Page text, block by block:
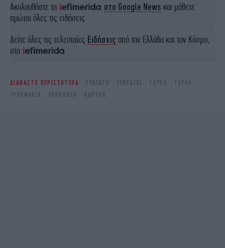
Ακολουθήστε το στο Google News και μάθετε
πρώτοι όλες τις ειδήσεις
Δείτε όλες τις τελευταίες Ειδήσεις από την Ελλάδα και τον Κόσμο,
στο
ΔΙΑΒΑΣΤΕ ΠΕΡΙΣΣΟΤΕΡΑ ΣΥΝΤΑΓΉ ΣΥΝΤΑΓΈΣ ΓΛΥΚΌ
ΓΛΥΚΆ
ΤΡΟΥΦΆΚΙΑ
ΣΟΚΟΛΆΤΑ ΚΑΡΎΔΑ